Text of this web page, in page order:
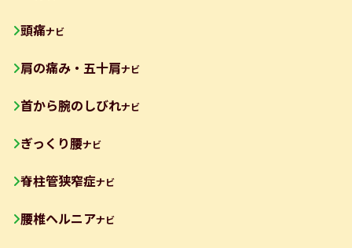
頭痛ナビ
肩の痛み・五十肩ナビ
首から腕のしびれナビ
ぎっくり腰ナビ
脊柱管狭窄症ナビ
腰椎ヘルニアナビ